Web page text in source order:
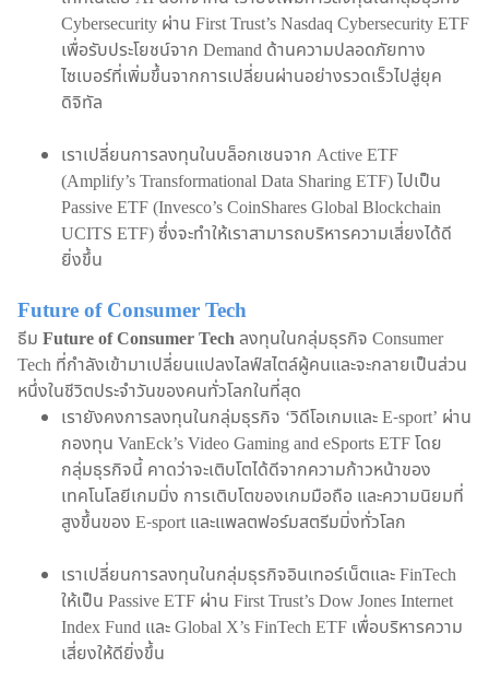
Cybersecurity ผ่าน First Trust’s Nasdaq Cybersecurity ETF
เพื่อรับประโยชน์จาก Demand ด้านความปลอดภัยทาง
ไซเบอร์ที่เพิ่มขึ้นจากการเปลี่ยนผ่านอย่างรวดเร็วไปสู่ยุค
ดิจิทัล
เราเปลี่ยนการลงทุนในบล็อกเชนจาก Active ETF
(Amplify’s Transformational Data Sharing ETF) ไปเป็น
Passive ETF (Invesco’s CoinShares Global Blockchain
UCITS ETF) ซึ่งจะทำให้เราสามารถบริหารความเสี่ยงได้ดี
ยิ่งขึ้น
Future of Consumer Tech
ธีม Future of Consumer Techลงทุนในกลุ่มธุรกิจ Consumer
Tech ที่กำลังเข้ามาเปลี่ยนแปลงไลฟ์สไตล์ผู้คนและจะกลายเป็นส่วน
หนึ่งในชีวิตประจำวันของคนทั่วโลกในที่สุด
เรายังคงการลงทุนในกลุ่มธุรกิจ ‘วิดีโอเกมและ E-sport’ ผ่าน
กองทุน VanEck’s Video Gaming and eSports ETF โดย
กลุ่มธุรกิจนี้ คาดว่าจะเติบโตได้ดีจากความก้าวหน้าของ
เทคโนโลยีเกมมิ่ง การเติบโตของเกมมือถือ และความนิยมที่
สูงขึ้นของ E-sport และแพลตฟอร์มสตรีมมิ่งทั่วโลก
เราเปลี่ยนการลงทุนในกลุ่มธุรกิจอินเทอร์เน็ตและ FinTech
ให้เป็น Passive ETF ผ่าน First Trust’s Dow Jones Internet
Index Fund และ Global X’s FinTech ETF เพื่อบริหารความ
เสี่ยงให้ดียิ่งขึ้น